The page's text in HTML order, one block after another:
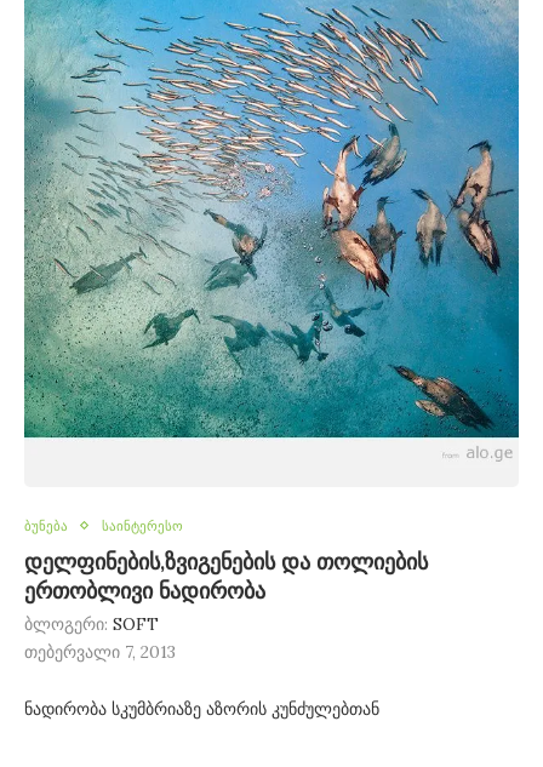
ბუნება საინტერესო
დელფინების,ზვიგენების და თოლიების
ერთობლივი ნადირობა
ბლოგერი: SOFT
თებერვალი 7, 2013
ნადირობა სკუმბრიაზე აზორის კუნძულებთან